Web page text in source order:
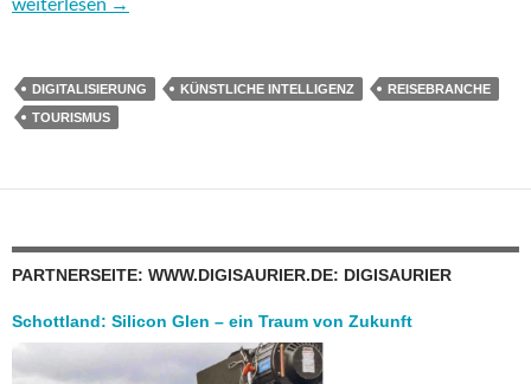
DIGITALISIERUNG KÜNSTLICHE INTELLIGENZ
REISEBRANCHE
TOURISMUS
PARTNERSEITE: WWW.DIGISAURIER.DE: DIGISAURIER
Schottland: Silicon Glen – ein Traum von Zukunft